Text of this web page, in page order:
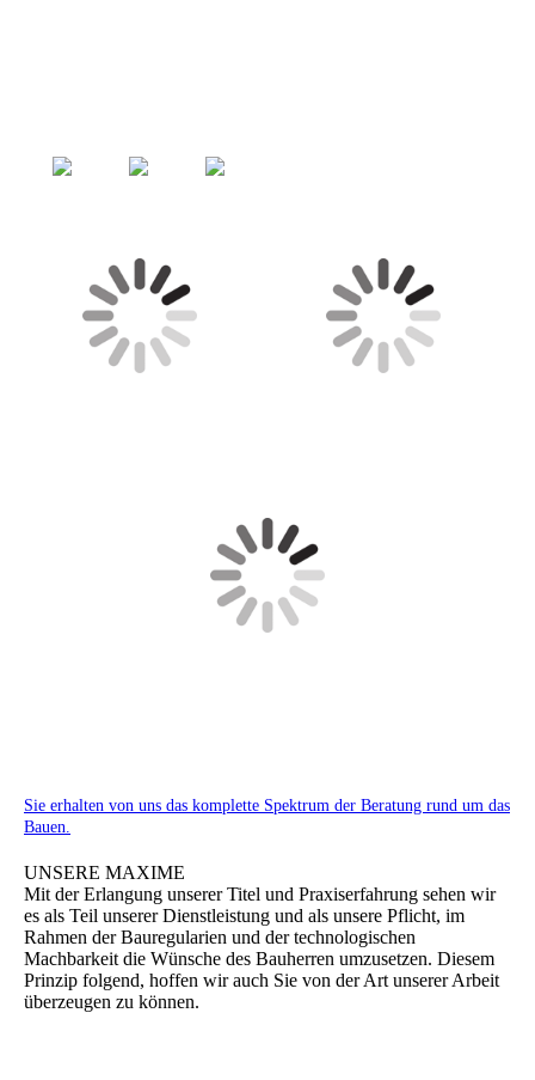
Sie erhalten von uns das komplette Spektrum der Beratung rund um das
Bauen.
UNSERE MAXIME
Mit der Erlangung unserer Titel und Praxiserfahrung sehen wir
es als Teil unserer Dienstleistung und als unsere Pflicht, im
Rahmen der Bauregularien und der technologischen
Machbarkeit die Wünsche des Bauherren umzusetzen. Diesem
Prinzip folgend, hoffen wir auch Sie von der Art unserer Arbeit
überzeugen zu können.